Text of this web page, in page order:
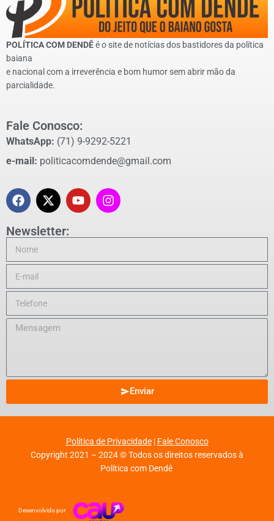
POLÍTICA COM DENDÊé o site de notícias dos bastidores da política
baiana
e nacional com a irreverência e bom humor sem abrir mão da
parcialidade.
Fale Conosco:
WhatsApp: (71) 9-9292-5221
e-mail: politicacomdende@gmail.com
Newsletter:
Enviar
Política de Privacidade| Fale Conosco
Copyright 2021 – 2024 © Todos os direitos reservados à
Política com Dendê
Desenvolvido por